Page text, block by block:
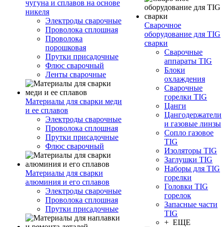
чугуна и сплавов на основе
никеля
Электроды сварочные
Проволока сплошная
Проволока
порошковая
Прутки присадочные
Флюс сварочный
Ленты сварочные
Материалы для сварки меди
и ее сплавов
Электроды сварочные
Проволока сплошная
Прутки присадочные
Флюс сварочный
Материалы для сварки
алюминия и его сплавов
Электроды сварочные
Проволока сплошная
Прутки присадочные
Сварочное
оборудование для TIG
сварки
Сварочные
аппараты TIG
Блоки
охлаждения
Сварочные
горелки TIG
Цанги
Цангодержатели
и газовые линзы
Сопло газовое
TIG
Изоляторы TIG
Заглушки TIG
Наборы для TIG
горелки
Головки TIG
горелок
Запасные части
TIG
+ ЕЩЕ